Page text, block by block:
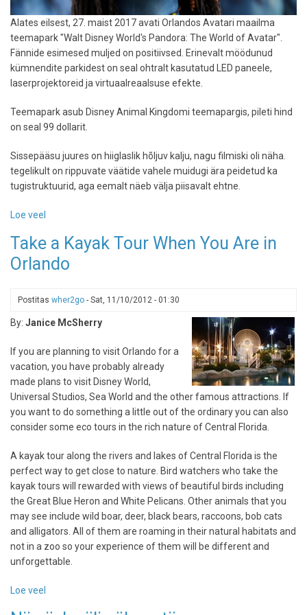
Alates eilsest, 27. maist 2017 avati Orlandos Avatari maailma
teemapark "Walt Disney World's Pandora: The World of Avatar".
Fännide esimesed muljed on positiivsed. Erinevalt möödunud
kümnendite parkidest on seal ohtralt kasutatud LED paneele,
laserprojektoreid ja virtuaalreaalsuse efekte.
Teemapark asub Disney Animal Kingdomi teemapargis, pileti hind
on seal 99 dollarit.
Sissepääsu juures on hiiglaslik hõljuv kalju, nagu filmiski oli näha.
tegelikult on rippuvate väätide vahele muidugi ära peidetud ka
tugistruktuurid, aga eemalt näeb välja piisavalt ehtne.
Loe veel
on
avatud
saab
alates
külastada
Avatari
maailma
Take a Kayak Tour When You Are in
Orlando
Postitas wher2go - Sat, 11/10/2012 - 01:30
By: Janice McSherry
If you are planning to visit Orlando for a
vacation, you have probably already
made plans to visit Disney World,
Universal Studios, Sea World and the other famous attractions. If
you want to do something a little out of the ordinary you can also
consider some eco tours in the rich nature of Central Florida.
A kayak tour along the rivers and lakes of Central Florida is the
perfect way to get close to nature. Bird watchers who take the
kayak tours will rewarded with views of beautiful birds including
the Great Blue Heron and White Pelicans. Other animals that you
may see include wild boar, deer, black bears, raccoons, bob cats
and alligators. All of them are roaming in their natural habitats and
not in a zoo so your experience of them will be different and
unforgettable.
Loe veel